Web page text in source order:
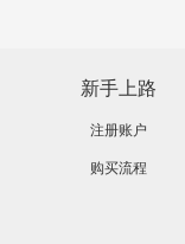
新手上路
注册账户
购买流程